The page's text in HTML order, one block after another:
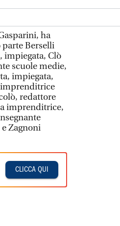
ha
Berselli
impiegata, Clò
scuole medie,
impiegata,
imprenditrice
redattore
imprenditrice,
Zagnoni
CLICCA QUI